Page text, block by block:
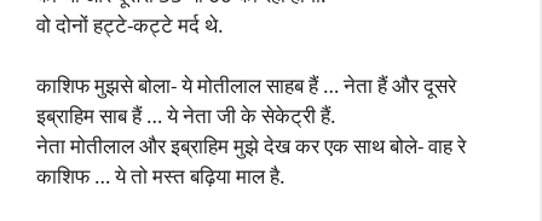
वो दोनों हट्टे-कट्टे मर्द थे.
काशिफ मुझसे बोला- ये मोतीलाल साहब हैं … नेता हैं और दूसरे
इब्राहिम साब हैं … ये नेता जी के सेकेट्री हैं.
नेता मोतीलाल और इब्राहिम मुझे देख कर एक साथ बोले- वाह रे
काशिफ … ये तो मस्त बढ़िया माल है.